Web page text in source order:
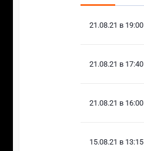
21.08.21 в 19:00
21.08.21 в 17:40
21.08.21 в 16:00
15.08.21 в 13:15